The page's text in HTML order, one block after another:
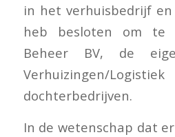
in het verhuisbedrijf
heb besloten om te
Beheer BV, de
Verhuizingen/
dochterbedrijven.
In de wetenschap dat